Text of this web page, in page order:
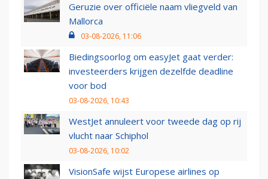
Geruzie over officiële naam vliegveld van
Mallorca
03-08-2026, 11:06
Biedingsoorlog om easyJet gaat verder:
investeerders krijgen dezelfde deadline
voor bod
03-08-2026, 10:43
WestJet annuleert voor tweede dag op rij
vlucht naar Schiphol
03-08-2026, 10:02
VisionSafe wijst Europese airlines op